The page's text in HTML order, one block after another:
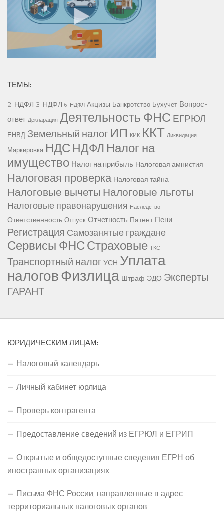
ТЕМЫ:
2-НДФЛ 3-НДФЛ 6-НДФЛ Акцизы Банкротство Бухучет Вопрос-
ответ Декларация Деятельность ФНС ЕГРЮЛ
ЕНВД Земельный налог ИП КИК ККТ Ликвидация
Маркировка НДС НДФЛ Налог на
имущество Налог на прибыль Налоговая амнистия
Налоговая проверка Налоговая тайна
Налоговые вычетыНалоговые льготы
Налоговые правонарушения Наследство
Ответственность Отпуск Отчетность Патент Пени
Регистрация Самозанятые граждане
Сервисы ФНССтраховые ТКС
Транспортный налогУСН Уплата
налоговФизлица Штраф ЭДО Эксперты
ГАРАНТ
ЮРИДИЧЕСКИМ ЛИЦАМ:
Налоговый календарь
Личный кабинет юрлица
Проверь контрагента
Предоставление сведений из ЕГРЮЛ и ЕГРИП
Открытые и общедоступные сведения ЕГРН об
иностранных организациях
Письма ФНС России, направленные в адрес
территориальных налоговых органов